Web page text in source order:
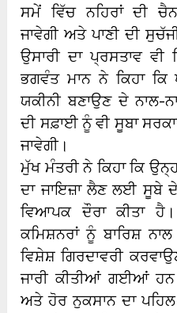
ਸਮੇਂ ਵਿੱਚ ਨਹਿਰਾਂ ਦੀ
ਜਾਵੇਗੀ ਅਤੇ ਪਾਣੀ ਦੀ
ਉਸਾਰੀ ਦਾ ਪ੍ਰਸਤਾਵ ਵੀ
ਭਗਵੰਤ ਮਾਨ ਨੇ ਕਿਹਾ ਕਿ
ਯਕੀਨੀ ਬਣਾਉਣ ਦੇ ਨਾਲ-
ਦੀ ਸਫ਼ਾਈ ਨੂੰ ਵੀ ਸੂਬਾ
ਜਾਵੇਗੀ।
ਮੁੱਖ ਮੰਤਰੀ ਨੇ ਕਿਹਾ ਕਿ
ਦਾ ਜਾਇਜ਼ਾ ਲੈਣ ਲਈ ਸੂਬੇ ਦੇ
ਵਿਆਪਕ ਦੌਰਾ ਕੀਤਾ ਹੈ।
ਕਮਿਸ਼ਨਰਾਂ ਨੂੰ ਬਾਰਿਸ਼
ਵਿਸ਼ੇਸ਼ ਗਿਰਦਾਵਰੀ
ਜਾਰੀ ਕੀਤੀਆਂ ਗਈਆਂ
ਅਤੇ ਹੋਰ ਨੁਕਸਾਨ ਦਾ